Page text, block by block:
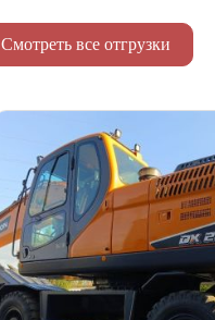
Смотреть все отгрузки